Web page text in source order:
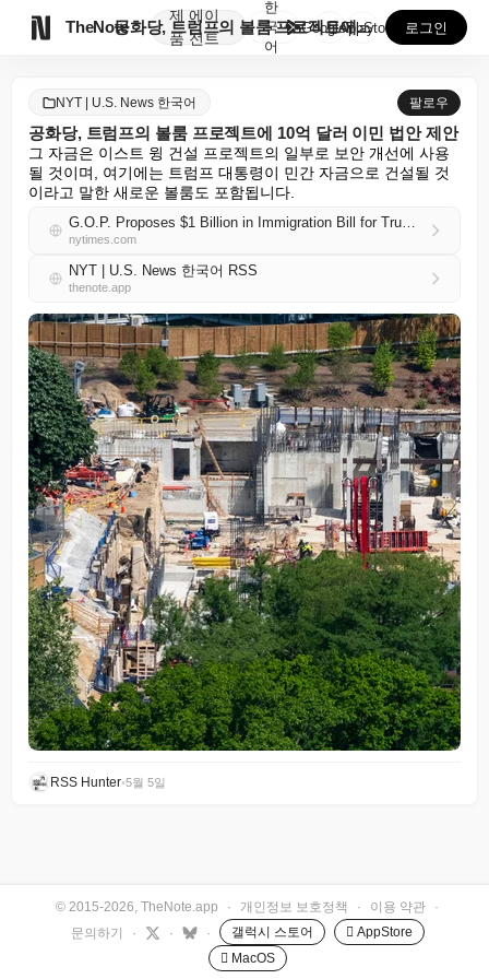
TheNote
제
품
에이
전트
공화당, 트럼프의 볼룸 프로젝트에 10억 달러 이민 법...
한
국
어
GooglePlay
AppStore 로그인
NYT | U.S. News 한국어 팔로우
공화당, 트럼프의 볼룸 프로젝트에 10억 달러 이민 법안 제안
그 자금은 이스트 윙 건설 프로젝트의 일부로 보안 개선에 사용
될 것이며, 여기에는 트럼프 대통령이 민간 자금으로 건설될 것
이라고 말한 새로운 볼룸도 포함됩니다.
G.O.P. Proposes $1 Billion in Immigration Bill for Trump’s Ballroom Project
nytimes.com
NYT | U.S. News 한국어 RSS
thenote.app
RSS Hunter•5월 5일
© 2015-2026, TheNote.app · 개인정보 보호정책 · 이용 약관
·
문의하기
· · · 갤럭시 스토어
 AppStore
 MacOS